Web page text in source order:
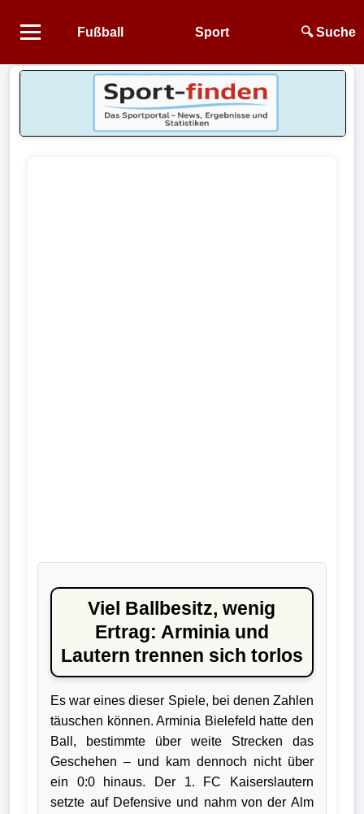
Fußball Sport 🔍 Suche
Startseite
Nationalmannschaft
Wechselgerüchte
Verletzungspech
Frauenfußball
Viel Ballbesitz, wenig
Ertrag: Arminia und
Lautern trennen sich torlos
Es war eines dieser Spiele, bei denen Zahlen
täuschen können. Arminia Bielefeld hatte den
Ball, bestimmte über weite Strecken das
Geschehen – und kam dennoch nicht über
ein 0:0 hinaus. Der 1. FC Kaiserslautern
setzte auf Defensive und nahm von der Alm